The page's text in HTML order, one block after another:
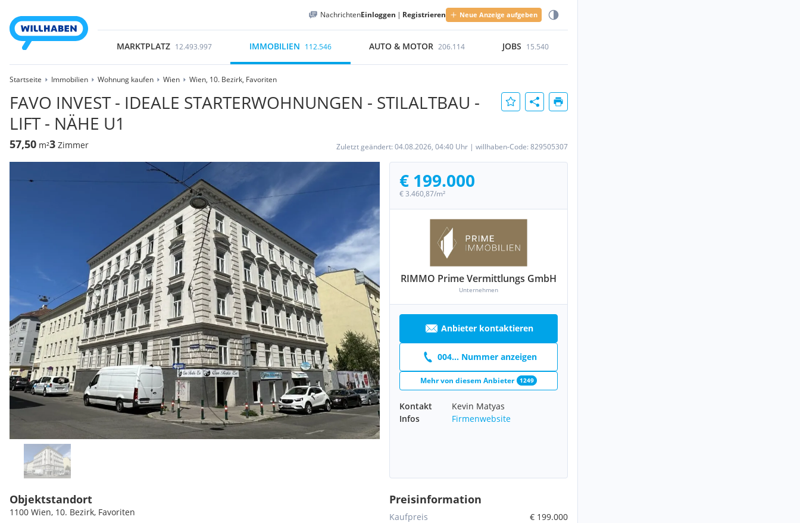
NachrichtenEinloggen | Registrieren Neue Anzeige aufgeben
MARKTPLATZ 12.493.997 IMMOBILIEN 112.546 AUTO & MOTOR 206.114 JOBS 15.540
Startseite Immobilien Wohnung kaufen Wien Wien, 10. Bezirk, Favoriten
FAVO INVEST - IDEALE STARTERWOHNUNGEN - STILALTBAU -
LIFT - NÄHE U1
57,50 m²3 Zimmer Zuletzt geändert: 04.08.2026, 04:40 Uhr | willhaben-Code: 829505307
€ 199.000
€ 3.460,87/m²
RIMMO Prime Vermittlungs GmbH
Unternehmen
Anbieter kontaktieren
004... Nummer anzeigen
Mehr von diesem Anbieter 1249
Kontakt
Kevin Matyas
Infos
Firmenwebsite
Objektstandort
1100 Wien, 10. Bezirk, Favoriten
Preisinformation
Kaufpreis
€ 199.000